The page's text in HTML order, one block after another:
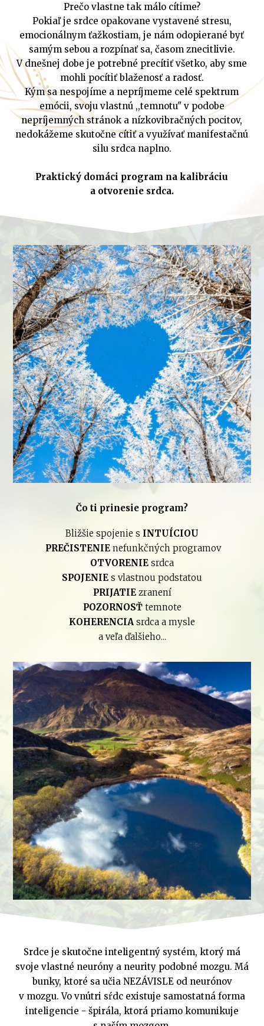
Prečo vlastne tak málo cítime?
Pokiaľ je srdce opakovane vystavené stresu,
emocionálnym ťažkostiam, je nám odopierané byť
samým sebou a rozpínať sa, časom znecitlivie.
V dnešnej dobe je potrebné precítiť všetko, aby sme
mohli pocítiť blaženosť a radosť.
Kým sa nespojíme a nepríjmeme celé spektrum
emócii, svoju vlastnú ,,temnotu" v podobe
nepríjemných stránok a nízkovibračných pocitov,
nedokážeme skutočne cítiť a využívať manifestačnú
silu srdca naplno.
Praktický domáci program na kalibráciu
a otvorenie srdca.
Čo ti prinesie program?
Bližšie spojenie s INTUÍCIOU
PREČISTENIE nefunkčných programov
OTVORENIE srdca
SPOJENIE s vlastnou podstatou
PRIJATIEzranení
POZORNOSŤ temnote
KOHERENCIA srdca a mysle
a veľa ďalšieho...
Srdce je skutočne inteligentný systém, ktorý má
svoje vlastné neuróny a neurity podobné mozgu. Má
bunky, ktoré sa učia NEZÁVISLE od neurónov
v mozgu. Vo vnútri sŕdc existuje samostatná forma
inteligencie - špirála, ktorá priamo komunikuje